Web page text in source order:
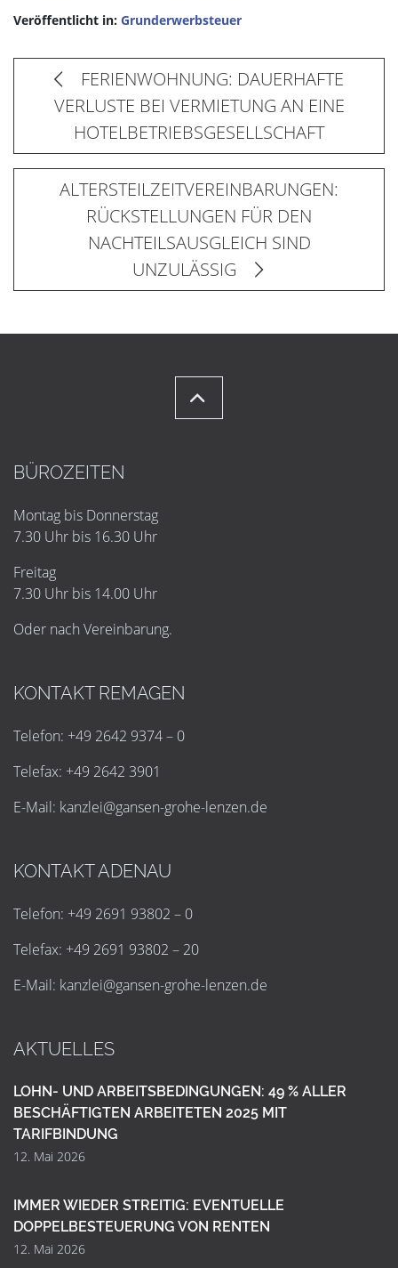
Veröffentlicht in: Grunderwerbsteuer
FERIENWOHNUNG: DAUERHAFTE
VERLUSTE BEI VERMIETUNG AN EINE
HOTELBETRIEBSGESELLSCHAFT
ALTERSTEILZEITVEREINBARUNGEN:
RÜCKSTELLUNGEN FÜR DEN
NACHTEILSAUSGLEICH SIND
UNZULÄSSIG
BÜROZEITEN
Montag bis Donnerstag
7.30 Uhr bis 16.30 Uhr
Freitag
7.30 Uhr bis 14.00 Uhr
Oder nach Vereinbarung.
KONTAKT REMAGEN
Telefon: +49 2642 9374 – 0
Telefax: +49 2642 3901
E-Mail: kanzlei@gansen-grohe-lenzen.de
KONTAKT ADENAU
Telefon: +49 2691 93802 – 0
Telefax: +49 2691 93802 – 20
E-Mail: kanzlei@gansen-grohe-lenzen.de
AKTUELLES
LOHN- UND ARBEITSBEDINGUNGEN: 49 % ALLER
BESCHÄFTIGTEN ARBEITETEN 2025 MIT
TARIFBINDUNG
12. Mai 2026
IMMER WIEDER STREITIG: EVENTUELLE
DOPPELBESTEUERUNG VON RENTEN
12. Mai 2026